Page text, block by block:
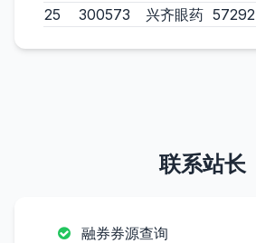
25
300573 兴齐眼药 57292
联系站长
融券券源查询